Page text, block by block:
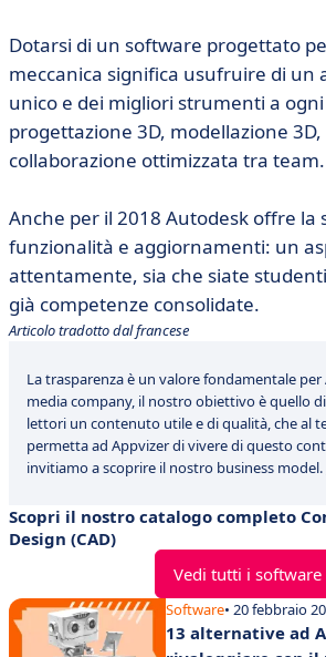
Dotarsi di un software progettato
meccanica significa usufruire di un
unico e dei migliori strumenti a
progettazione 3D, modellazione
collaborazione ottimizzata tra team.
Anche per il 2018 Autodesk offre la
funzionalità e aggiornamenti: un
attentamente, sia che siate
già competenze consolidate.
Articolo tradotto dal francese
La trasparenza è un valore fondamentale per
media company, il nostro obiettivo è quello
lettori un contenuto utile e di qualità, che al
permetta ad Appvizer di vivere di questo
invitiamo a scoprire il nostro business model.
Scopri il nostro catalogo completo
Design (CAD)
Vedi tutti i software
Software• 20 febbraio
13 alternative ad